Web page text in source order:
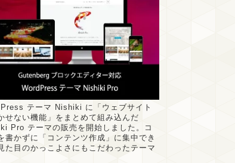
テーマ Nishiki に「ウェブサイト
せない機能」をまとめて組み込んだ
Pro テーマの販売を開始しました。コ
書かずに「コンテンツ作成」に集中でき
た目のかっこよさにもこだわったテーマ